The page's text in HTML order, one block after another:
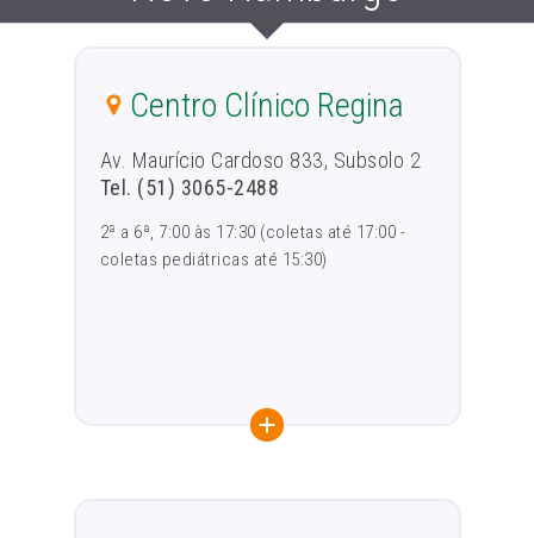
Centro Clínico Regina
Av. Maurício Cardoso 833, Subsolo 2
Tel. (51) 3065-2488
2ª a 6ª, 7:00 às 17:30 (coletas até 17:00 -
coletas pediátricas até 15:30)